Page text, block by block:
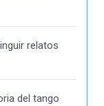
relatos
del tango